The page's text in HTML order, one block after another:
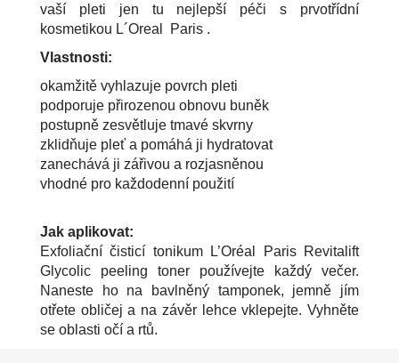
vaší pleti jen tu nejlepší péči s prvotřídní
kosmetikou L´Oreal Paris .
Vlastnosti:
okamžitě vyhlazuje povrch pleti
podporuje přirozenou obnovu buněk
postupně zesvětluje tmavé skvrny
zklidňuje pleť a pomáhá ji hydratovat
zanechává ji zářivou a rozjasněnou
vhodné pro každodenní použití
Jak aplikovat:
Exfoliační čisticí tonikum L’Oréal Paris Revitalift
Glycolic peeling toner používejte každý večer.
Naneste ho na bavlněný tamponek, jemně jím
otřete obličej a na závěr lehce vklepejte. Vyhněte
se oblasti očí a rtů.